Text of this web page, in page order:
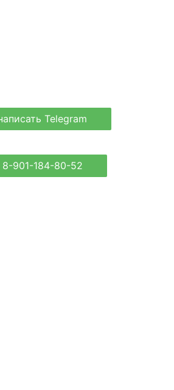
Telegram
8-901-184-80-52